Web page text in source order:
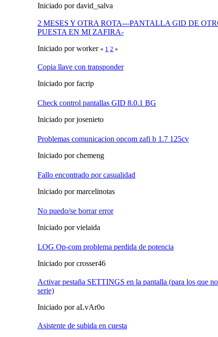
Iniciado por david_salva
2 MESES Y OTRA ROTA---PANTALLA GID DE
PUESTA EN MI ZAFIRA-
Iniciado por worker « 1 2 »
Copia llave con transponder
Iniciado por facrip
Check control pantallas GID 8.0.1 BG
Iniciado por josenieto
Problemas comunicacion opcom zafi b 1.7 125cv
Iniciado por chemeng
Fallo encontrado por casualidad
Iniciado por marcelinotas
No puedo/se borrar error
Iniciado por vielaida
LOG Op-com problema perdida de potencia
Iniciado por crosser46
Activar pestaña SETTINGS en la pantalla (para los que
serie)
Iniciado por aLvAr0o
Asistente de subida en cuesta